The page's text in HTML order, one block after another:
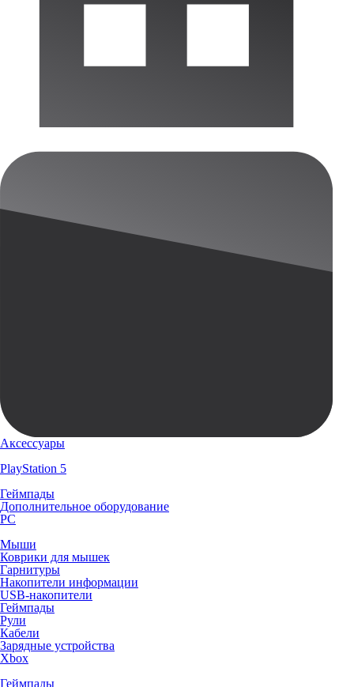
Аксессуары
PlayStation 5
Геймпады
Дополнительное оборудование
PC
Мыши
Коврики для мышек
Гарнитуры
Накопители информации
USB-накопители
Геймпады
Рули
Кабели
Зарядные устройства
Xbox
Геймпады